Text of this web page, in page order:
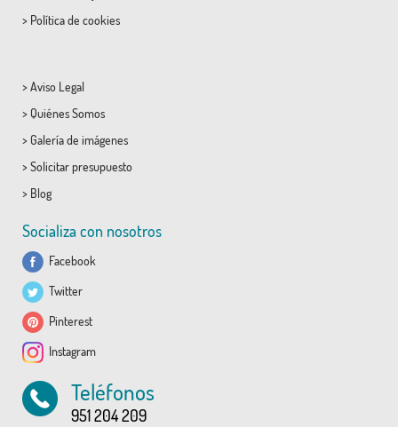
> Política de cookies
> Aviso Legal
> Quiénes Somos
> Galería de imágenes
> Solicitar presupuesto
> Blog
Socializa con nosotros
Facebook
Twitter
Pinterest
Instagram
Teléfonos
951 204 209